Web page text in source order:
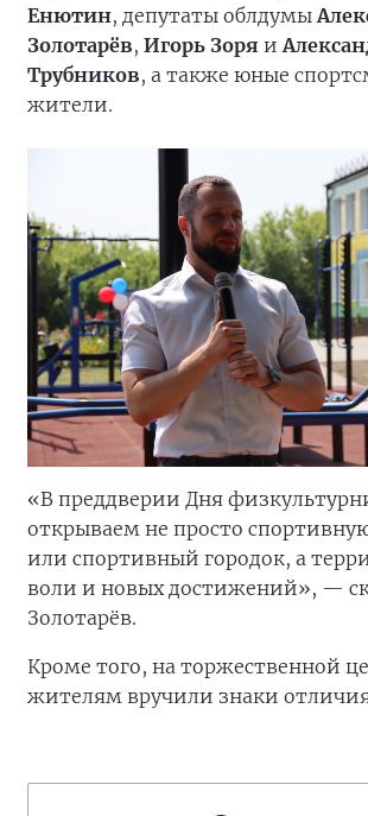
Енютин, депутаты облдумы
Золотарёв, Игорь Зоря и
Трубников, а также юные
жители.
«В преддверии Дня
открываем не просто
или спортивный городок, а
воли и новых достижений», —
Золотарёв.
Кроме того, на торжественной
жителям вручили знаки